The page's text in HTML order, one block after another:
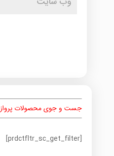
جست و جوی محصولات پرواز
[prdctfltr_sc_get_filter]